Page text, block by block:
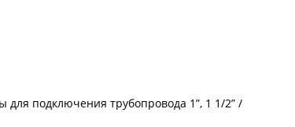
подключения трубопровода 1”, 1 1/2” /